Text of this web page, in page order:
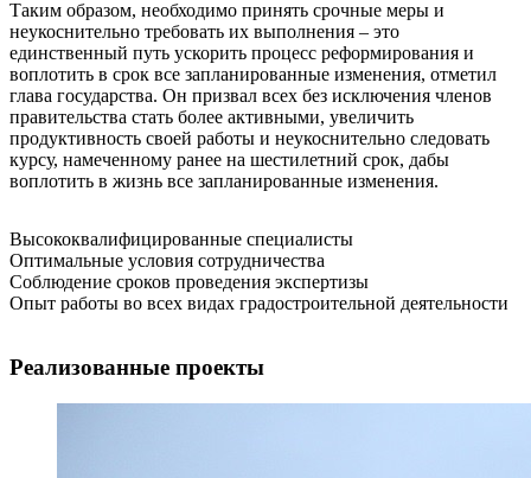
Таким образом, необходимо принять срочные меры и
неукоснительно требовать их выполнения – это
единственный путь ускорить процесс реформирования и
воплотить в срок все запланированные изменения, отметил
глава государства. Он призвал всех без исключения членов
правительства стать более активными, увеличить
продуктивность своей работы и неукоснительно следовать
курсу, намеченному ранее на шестилетний срок, дабы
воплотить в жизнь все запланированные изменения.
Высококвалифицированные специалисты
Оптимальные условия сотрудничества
Соблюдение сроков проведения экспертизы
Опыт работы во всех видах градостроительной деятельности
Реализованные проекты